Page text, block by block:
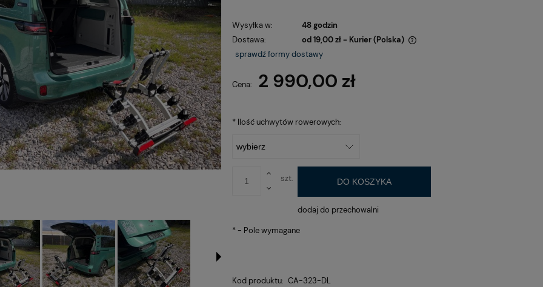
Wysyłka w:
48 godzin
Dostawa:
od 19,00 zł - Kurier (Polska)
kosztów płatności
sprawdź formy dostawy
Cena: 2 990,00 zł
* Ilość uchwytów rowerowych:
szt. DO KOSZYKA
dodaj do przechowalni
*- Pole wymagane
Kod produktu: CA-323-DL